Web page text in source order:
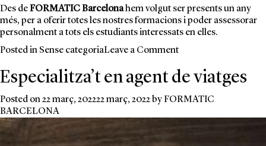
Des deFORMATIC Barcelonahem volgut ser presents un any
més, per a oferir totes les nostres formacions i poder assessorar
personalment a tots els estudiants interessats en elles.
Posted in Sense categoriaLeave a Commenton
present
al
Saló
Especialitza’t en agent de viatges
Posted on22 març, 202222 març, 2022 byFORMATIC
BARCELONA